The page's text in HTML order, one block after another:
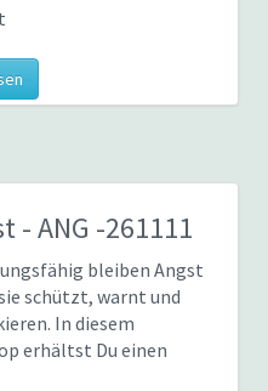
- ANG -261111
bleiben Angst
schützt, warnt und
In diesem
erhältst Du einen